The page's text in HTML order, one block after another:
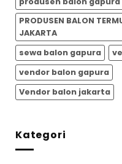
PRODUSEN BALON
JAKARTA
sewa balon gapura
vendor balon gapura
Vendor balon jakarta
Kategori